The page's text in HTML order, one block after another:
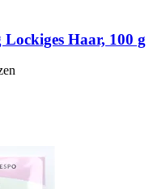
Haar, 100 g